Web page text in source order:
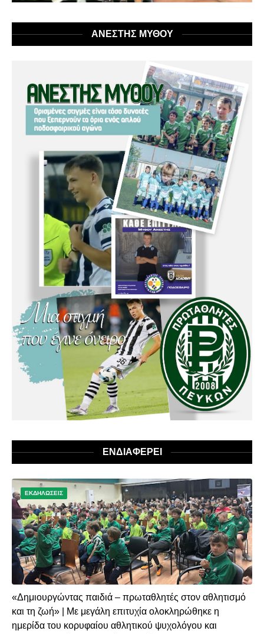
ΑΝΕΣΤΗΣ ΜΥΘΟΥ
ΕΝΔΙΑΦΕΡΕΙ
ΕΚΔΗΛΩΣΕΙΣ
«Δημιουργώντας παιδιά – πρωταθλητές στον αθλητισμό
και τη ζωή» | Με μεγάλη επιτυχία ολοκληρώθηκε η
ημερίδα του κορυφαίου αθλητικού ψυχολόγου και